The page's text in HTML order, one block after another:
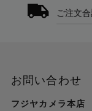
繰出し量を少な
きいマクロレン
Composite)」
く、硬度が秀
ご注文
お問い合わせ
フジヤカメラ本店